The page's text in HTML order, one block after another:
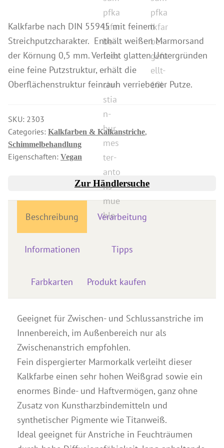
Holzbehandlung Innenbereich
Lösungsmittel
Kreidefarbe & Shabby Chic
Reinigung & Pflege
Spezialprodukte
Pigmente
Dekorative Zuschlagstoffe
Farbkarten
Seminare & Veranstaltungen
Anleitungen
Preise & Vertrieb
Wir über uns
Referenzen
Kalkfarbe nach DIN 55945 mit feinem
Streichputzcharakter. Enthält weißen Marmorsand
der Körnung 0,5 mm. Verleiht glatten Untergründen
eine feine Putzstruktur, erhält die
Oberflächenstruktur feinrauh verriebener Putze.
SKU: 2303
Categories: Kalkfarben & Kalkanstriche,
Schimmelbehandlung
Eigenschaften: Vegan
Zur Händlersuche
Beschreibung Verarbeitung
Informationen Tipps
Farbkarten Produkt kaufen
Geeignet für Zwischen- und Schlussanstriche im
Innenbereich, im Außenbereich nur als
Zwischenanstrich empfohlen.
Fein dispergierter Marmorkalk verleiht dieser
Kalkfarbe einen sehr hohen Weißgrad sowie ein
enormes Binde- und Haftvermögen, ganz ohne
Zusatz von Kunstharzbindemitteln und
synthetischer Pigmente wie Titanweiß.
Ideal geeignet für Anstriche in Feuchträumen